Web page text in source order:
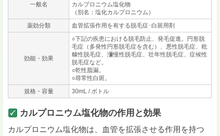
一般名
カルプロニウム塩化物
（別名：塩化カルプロニウム）
薬効分類
血管拡張作用を有する脱毛症･白斑用剤
効能・効果
○‌下記の疾患における脱毛防止、発毛促進。‌円形脱
毛症（多発性円形脱毛症を含む）、悪性脱毛症、粃
糠性脱毛症、瀰慢性脱毛症、壮年性脱毛症、症候性
脱毛症など。
○‌乾性脂漏。
○‌尋常性白斑。
規格・容量
30mL / ボトル
カルプロニウム塩化物の作用と効果
カルプロニウム塩化物は、血管を拡張させる作用を持つ